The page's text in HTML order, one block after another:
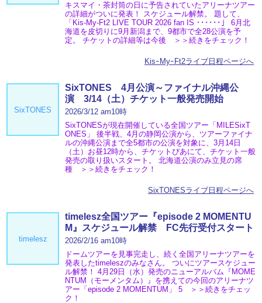
キスマイ・茶封筒の日に予告されていたアリーナツアー
の詳細がついに発表！ スケジュール解禁。 題して、
「Kis-My-Ft2 LIVE TOUR 2026 fan IS ･･････」 6月北
海道を皮切りに9月新潟まで、9都市で全28公演を予
定。 チケットの詳細等は今後 ＞＞続きをチェック！
KisｰMyｰFt2ライブ日程ページへ
SixTONES
SixTONES 4月公演～ファイナル沖縄公
演 3/14（土）チケット一般発売開始
2026/3/12 am10時
SixTONESが現在開催している全国ツアー「MILESixT
ONES」 後半戦、4月の静岡公演から、ツアーファイナ
ルの沖縄公演まで全5都市の公演を対象に、3月14日
（土）お昼12時から、チケットぴあにて、チケット一般
発売の取り扱いスタート。 北海道公演のみ立見の席
種 ＞＞続きをチェック！
SixTONESライブ日程ページへ
timelesz
timelesz全国ツアー『episode 2 MOMENTU
M』スケジュール解禁 FC先行受付スタート
2026/2/16 am10時
ドームツアーを見事完走し、続く全国アリーナツアーを
発表したtimeleszのみなさん。 ついにツアースケジュー
ル解禁！ 4月29日（水）発売のニューアルバム『MOME
NTUM（モーメンタム）』を携えての今回のアリーナツ
アー「episode 2 MOMENTUM」 5 ＞＞続きをチェッ
ク！